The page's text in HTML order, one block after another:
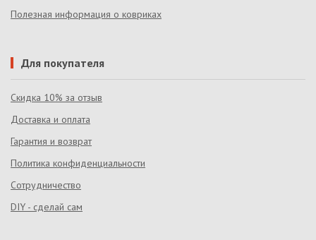
Полезная информация о ковриках
Для покупателя
Скидка 10% за отзыв
Доставка и оплата
Гарантия и возврат
Политика конфиденциальности
Сотрудничество
DIY - сделай сам